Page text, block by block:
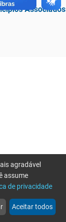
Associados
more_horiz
Mais
agradável
assume
de privacidade
Aceitar todos